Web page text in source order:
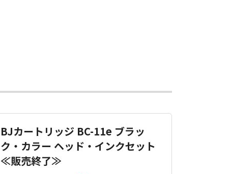
BJカートリッジ BC-11e ブラッ
ク・カラー ヘッド・インクセット
≪販売終了≫